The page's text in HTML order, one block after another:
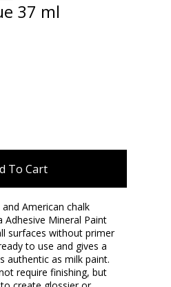
37 ml
To Cart
American chalk
Adhesive Mineral Paint
surfaces without primer
to use and gives a
authentic as milk paint.
require finishing, but